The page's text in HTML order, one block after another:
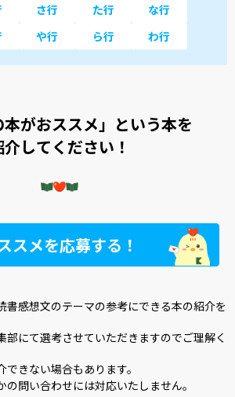
さ行 た行
な行
や行 ら行 わ行
がおススメ」という本を
してください！
スメを応募する！
書感想文のテーマの参考にできる本の紹介を
部にて選考させていただきますのでご理解く
きない場合もあります。
の問い合わせには対応いたしません。